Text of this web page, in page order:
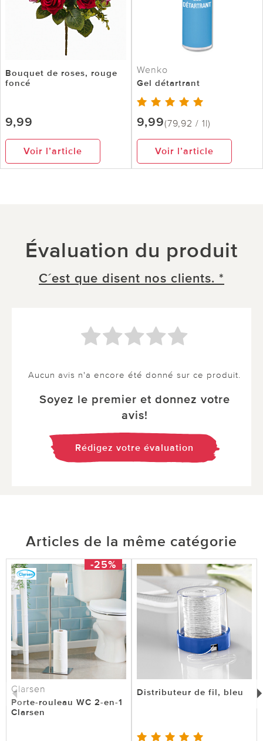
Bouquet de roses, rouge
foncé
9,99
Voir l’article
Wenko
Gel détartrant
9,99(79,92 / 1l)
Voir l’article
Évaluation du produit
C´est que disent nos clients. *
Aucun avis n'a encore été donné sur ce produit.
Soyez le premier et donnez votre
avis!
Rédigez votre évaluation
Articles de la même catégorie
-25%
Clarsen
Porte-rouleau WC 2-en-1
Clarsen
Distributeur de fil, bleu